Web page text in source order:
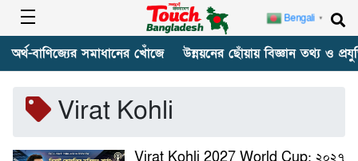
অর্থ-বাণিজ্যের সমাধানের খোঁজে উন্নয়নের ছোঁয়ায় বিজ্ঞান তথ্য ও
Virat Kohli
Virat Kohli 2027 World Cup: ২০২৭
Bengali ▼